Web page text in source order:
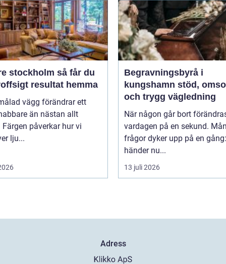
så får du
resultat hemma
vägg förändrar ett
än nästan allt
påverkar hur vi
lju...
Begravningsbyrå i
kungshamn stöd, omsorg
och trygg vägledning
När någon går bort
vardagen på en sekund.
frågor dyker upp på en
händer nu...
13 juli 2026
Adress